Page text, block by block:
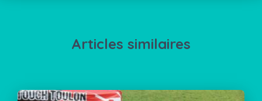
Articles similaires